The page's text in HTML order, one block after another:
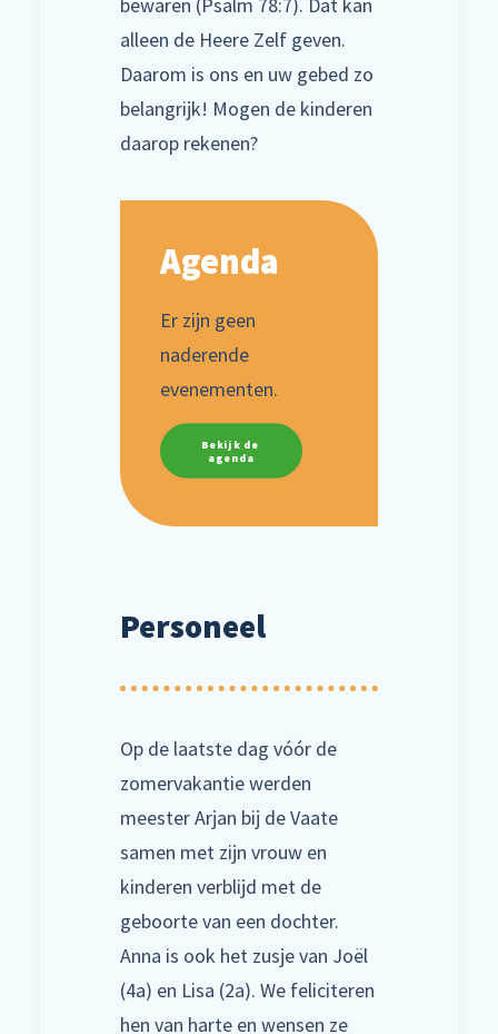
bewaren (Psalm 78:7). Dat kan
alleen de Heere Zelf geven.
Daarom is ons en uw gebed zo
belangrijk! Mogen de kinderen
daarop rekenen?
Agenda
Er zijn geen
naderende
evenementen.
Bekijk de
agenda
Personeel
Op de laatste dag vóór de
zomervakantie werden
meester Arjan bij de Vaate
samen met zijn vrouw en
kinderen verblijd met de
geboorte van een dochter.
Anna is ook het zusje van Joël
(4a) en Lisa (2a). We feliciteren
hen van harte en wensen ze